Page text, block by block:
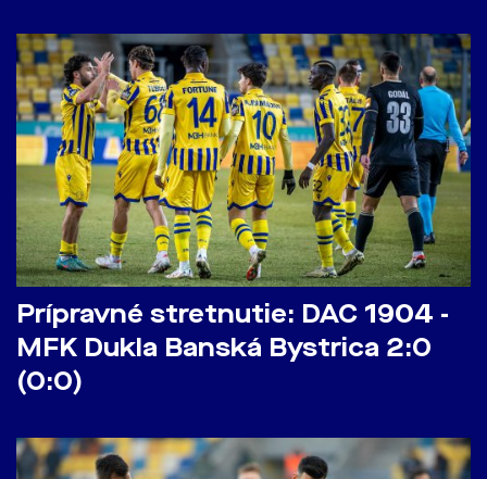
Prípravné stretnutie: DAC 1904 -
MFK Dukla Banská Bystrica 2:0
(0:0)